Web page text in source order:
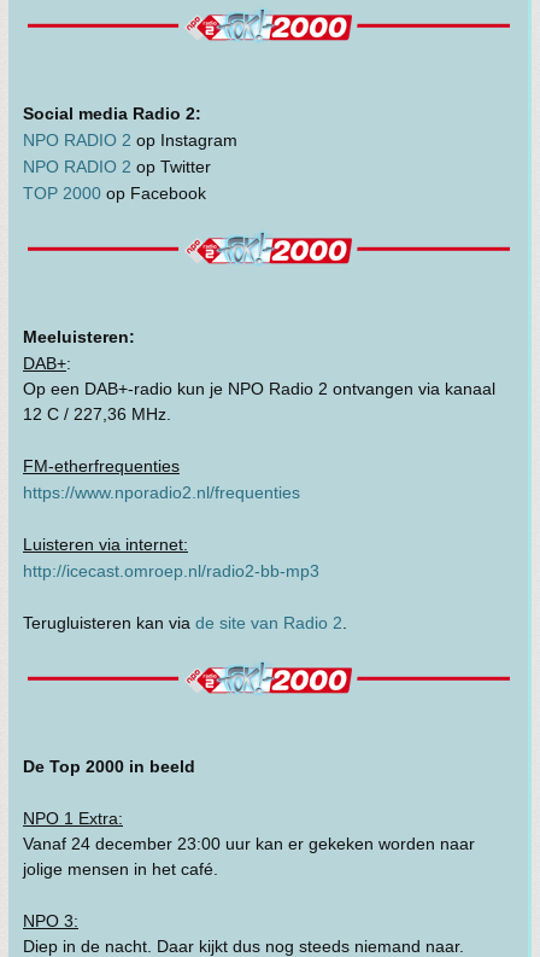
Social media Radio 2:
NPO RADIO 2 op Instagram
NPO RADIO 2 op Twitter
TOP 2000 op Facebook
Meeluisteren:
DAB+:
Op een DAB+-radio kun je NPO Radio 2 ontvangen via kanaal
12 C / 227,36 MHz.
FM-etherfrequenties
https://www.nporadio2.nl/frequenties
Luisteren via internet:
http://icecast.omroep.nl/radio2-bb-mp3
Terugluisteren kan via de site van Radio 2
De Top 2000 in beeld
NPO 1 Extra:
Vanaf 24 december 23:00 uur kan er gekeken worden naar
jolige mensen in het café.
NPO 3:
Diep in de nacht. Daar kijkt dus nog steeds niemand naar.